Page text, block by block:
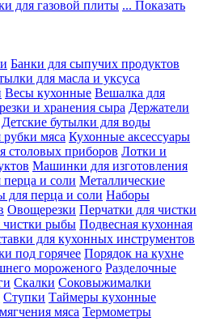
для газовой плиты ... Показать
Банки для сыпучих продуктов
для масла и уксуса
Весы кухонные Вешалка для
и хранения сыра Держатели
Детские бутылки для воды
мяса Кухонные аксессуары
столовых приборов Лотки и
Машинки для изготовления
и соли Металлические
для перца и соли Наборы
Овощерезки Перчатки для чистки
чистки рыбы Подвесная кухонная
для кухонных инструментов
под горячее Порядок на кухне
мороженого Разделочные
Скалки Соковыжималки
Ступки Таймеры кухонные
мяса Термометры